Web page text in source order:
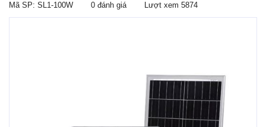
Mã SP: SL1-100W 0 đánh giá Lượt xem 5874